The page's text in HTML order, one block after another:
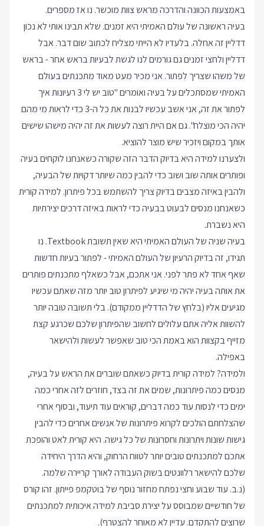
באמצעות הכוונה והדרכה מראש צוות מוכשר. נו אז מספרים.
בעיה ראשונה של עולם האמיתי היא זמנים. שלא תבינו אותי לא נכון
דדליין זה אחלה. בלעדיו לא הייתי מצליח לכתוב שום דבר. אבל
דדליין ולחצי זמנים גם גורמים לנו לגשת לבעיות בראש אחר - בראש
של משהו שצריך לפתור. אני מכיר מעט מאוד מתכנתים בעולם
האמיתי שמסתכלים על בעיה ואומרים "טוב יש לי 3 רעיונות איך
לפתור את זה, אני אשב עכשיו לבנות את כל ה-3 כדי לראות מי מהם
יהיה הכי מוצלח". גם אם היית רוצה לעשות את זה יהיה מישהו שישים
אותך במקום ויזכיר שיש מוצר להוציא.
ולצערנו למידה היא בדיוק הדבר הזה שקורה כשאנחנו לוקחים בעיה
ופותרים אותה שוב ושוב כדי להבין כמה שיותר דקויות של הבעיה,
ולהבין באיזה מצבים בדיוק צריך להשתמש בכל פיתרון. למידה קורית
כשאנחנו מנסים לבעוט בבעיה כדי לראות באיזה דרכים יצירתיות
היא נשברת.
בעיה שניה של העולם האמיתי היא שאין תשובת Textbook. נו
תגידו, זה בדיוק הרעיון של העולם האמיתי - לפתור בעיות חדשות
שאף אחד לא פתר לפני. אני אתכם, אבל כשאלף מתכנתים פותרים
את אותה בעיה יהיה מי שיגיע לפיתרון טוב יותר מזה שאתם עכשיו
מגיעים אליו (בלחץ של הדדליין ממקודם). בלי תשובה טובה יותר
להשוות אליה אתם עלולים לחשוב שהפיתרון שלכם שכרגע קצת
מזייף בקצוות הוא באמת הכי טוב שאפשר לעשות ולהישאר
באפילה.
ולמידה? למידה קורית בדיוק כשאתם שוברים את הראש על בעיה,
מנסים כמה פיתרונות, שמים את זה בצד, חוזרים לזה אחרי כמה
ימים כדי לנסות עוד כמה דברים, קוראים עוד תיעוד, ובסוף אחרי
שהצלחתם הולכים לקרוא פיתרונות של אנשים אחרים כדי להבין
גישות שונות ויתרונות וחסרונות של כל גישה. היא קורית לאט והופכת
אתכם למתכנתים טובים יותר לטווח הרחוק, והיא הדרך היחידה
שלכם להישאר רלוונטים בשוק העבודה לאורך קריירה שלמה.
(נ.ב. עוד שבוע וחצי נפתח מחזור נוסף שלבוטקמפ פייתון. זהו קורס
של חודשיים שמבוסס על יצירת סביבת למידה איכותית למתכנתים
שרוצים להתקדם. עדיין לא מאוחר להצטרף).